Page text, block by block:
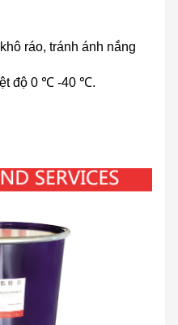
ráo, tránh ánh nắng
độ 0 ℃ -40 ℃.